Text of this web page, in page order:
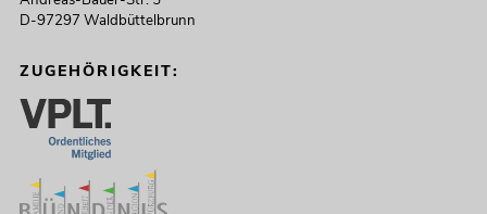
D-97297 Waldbüttelbrunn
ZUGEHÖRIGKEIT: